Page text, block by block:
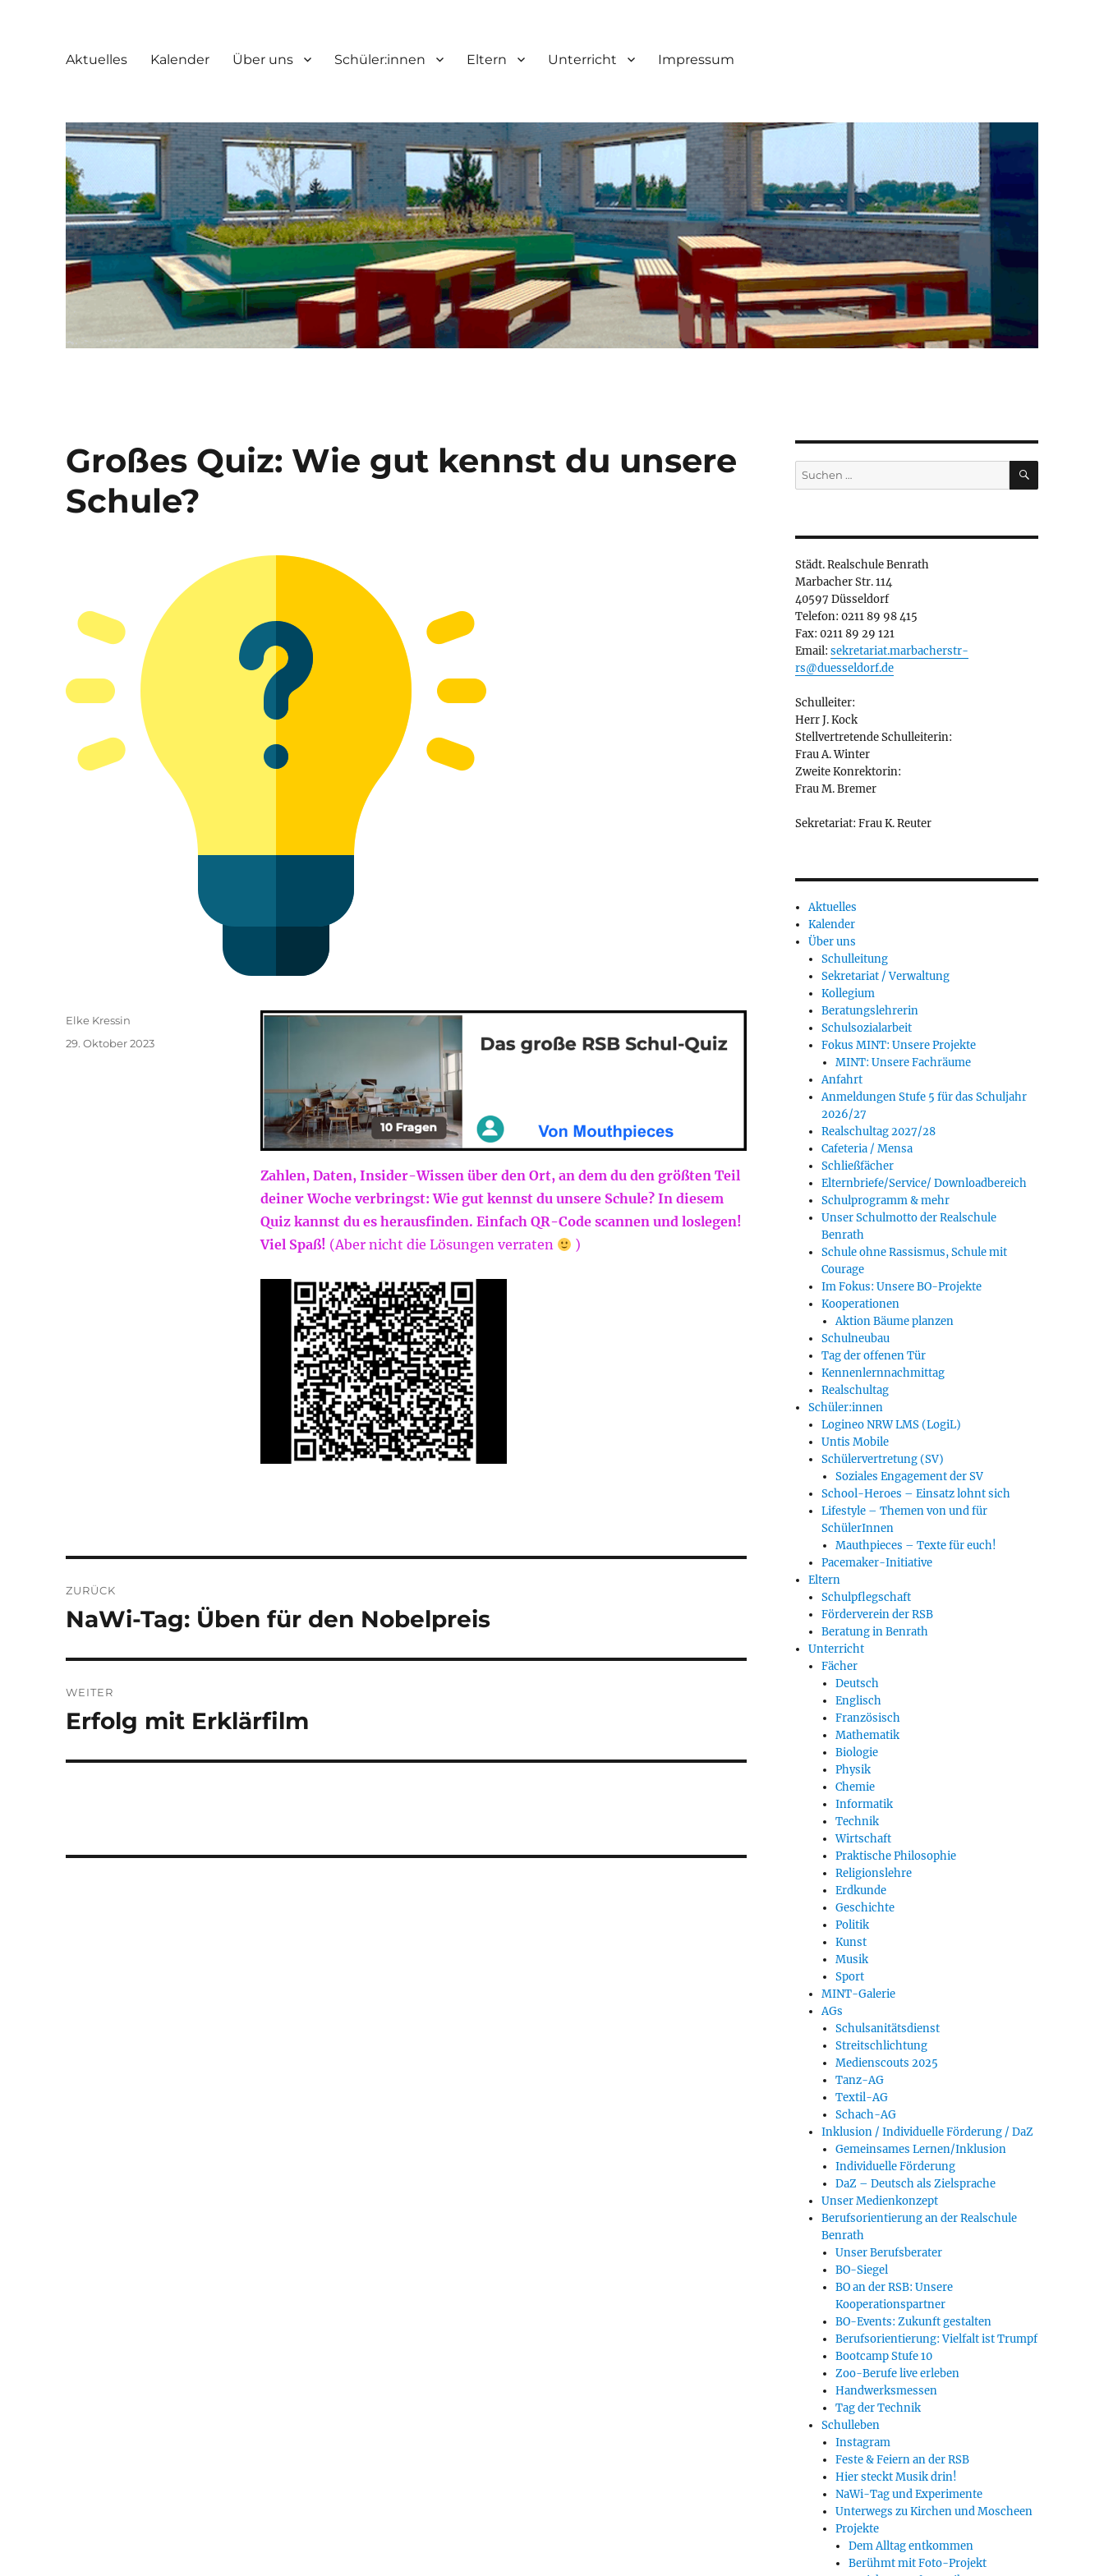
Aktuelles Kalender Über uns Schüler:innen Eltern Unterricht Impressum
Großes Quiz: Wie gut kennst du unsere
Schule?
Zahlen, Daten, Insider-Wissen über den Ort, an dem du den größten Teil
deiner Woche verbringst: Wie gut kennst du unsere Schule? In diesem
Quiz kannst du es herausfinden. Einfach QR-Code scannen und loslegen!
Viel Spaß! (Aber nicht die Lösungen verraten )
Autor
Elke Kressin
Veröffentlicht
29. Oktober 2023
ZURÜCK
Vorheriger
NaWi-Tag: Üben für den Nobelpreis
WEITER
Nächster
Erfolg mit Erklärfilm
Suchen
nach:
SUCHEN
Städt. Realschule Benrath
Marbacher Str. 114
40597 Düsseldorf
Telefon: 0211 89 98 415
Fax: 0211 89 29 121
Email: sekretariat.marbacherstr-
rs@duesseldorf.de
Schulleiter:
Herr J. Kock
Stellvertretende Schulleiterin:
Frau A. Winter
Zweite Konrektorin:
Frau M. Bremer
Sekretariat: Frau K. Reuter
Aktuelles
Kalender
Über uns
Schulleitung
Sekretariat / Verwaltung
Kollegium
Beratungslehrerin
Schulsozialarbeit
Fokus MINT: Unsere Projekte
MINT: Unsere Fachräume
Anfahrt
Anmeldungen Stufe 5 für das Schuljahr
2026/27
Realschultag 2027/28
Cafeteria / Mensa
Schließfächer
Elternbriefe/Service/ Downloadbereich
Schulprogramm & mehr
Unser Schulmotto der Realschule
Benrath
Schule ohne Rassismus, Schule mit
Courage
Im Fokus: Unsere BO-Projekte
Kooperationen
Aktion Bäume planzen
Schulneubau
Tag der offenen Tür
Kennenlernnachmittag
Realschultag
Schüler:innen
Logineo NRW LMS (LogiL)
Untis Mobile
Schülervertretung (SV)
Soziales Engagement der SV
School-Heroes – Einsatz lohnt sich
Lifestyle – Themen von und für
SchülerInnen
Mauthpieces – Texte für euch!
Pacemaker-Initiative
Eltern
Schulpflegschaft
Förderverein der RSB
Beratung in Benrath
Unterricht
Fächer
Deutsch
Englisch
Französisch
Mathematik
Biologie
Physik
Chemie
Informatik
Technik
Wirtschaft
Praktische Philosophie
Religionslehre
Erdkunde
Geschichte
Politik
Kunst
Musik
Sport
MINT-Galerie
AGs
Schulsanitätsdienst
Streitschlichtung
Medienscouts 2025
Tanz-AG
Textil-AG
Schach-AG
Inklusion / Individuelle Förderung / DaZ
Gemeinsames Lernen/Inklusion
Individuelle Förderung
DaZ – Deutsch als Zielsprache
Unser Medienkonzept
Berufsorientierung an der Realschule
Benrath
Unser Berufsberater
BO-Siegel
BO an der RSB: Unsere
Kooperationspartner
BO-Events: Zukunft gestalten
Berufsorientierung: Vielfalt ist Trumpf
Bootcamp Stufe 10
Zoo-Berufe live erleben
Handwerksmessen
Tag der Technik
Schulleben
Instagram
Feste & Feiern an der RSB
Hier steckt Musik drin!
NaWi-Tag und Experimente
Unterwegs zu Kirchen und Moscheen
Projekte
Dem Alltag entkommen
Berühmt mit Foto-Projekt